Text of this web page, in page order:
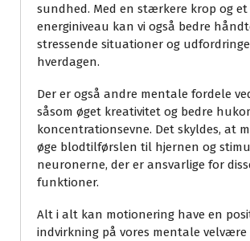
sundhed. Med en stærkere krop og et
energiniveau kan vi også bedre
stressende situationer og
hverdagen.
Der er også andre mentale fordele
såsom øget kreativitet og bedre
koncentrationsevne. Det skyldes, at
øge blodtilførslen til hjernen og
neuronerne, der er ansvarlige for
funktioner.
Alt i alt kan motionering have en
indvirkning på vores mentale velvære